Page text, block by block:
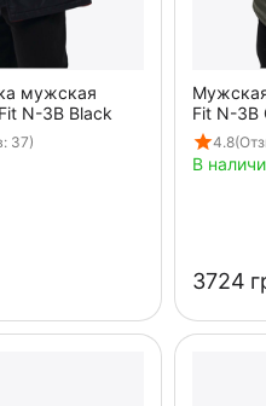
мужская
N-3B Black
37)
Fit N-3B
4.8
В
‍3724‍